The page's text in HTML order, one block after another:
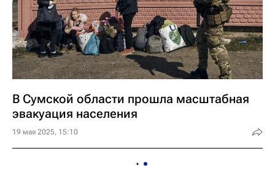
В Сумской области прошла масштабная
эвакуация населения
19 мая 2025, 15:10